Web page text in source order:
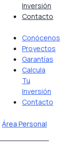
Inversión
Contacto
Conócenos
Proyectos
Garantías
Calcula
Tu
Inversión
Contacto
Área Personal